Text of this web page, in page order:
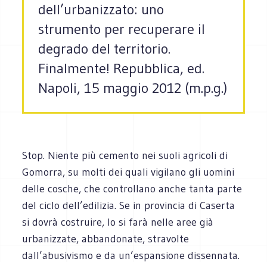
dell’urbanizzato: uno
strumento per recuperare il
degrado del territorio.
Finalmente! Repubblica, ed.
Napoli, 15 maggio 2012 (m.p.g.)
Stop. Niente più cemento nei suoli agricoli di
Gomorra, su molti dei quali vigilano gli uomini
delle cosche, che controllano anche tanta parte
del ciclo dell’edilizia. Se in provincia di Caserta
si dovrà costruire, lo si farà nelle aree già
urbanizzate, abbandonate, stravolte
dall’abusivismo e da un’espansione dissennata.